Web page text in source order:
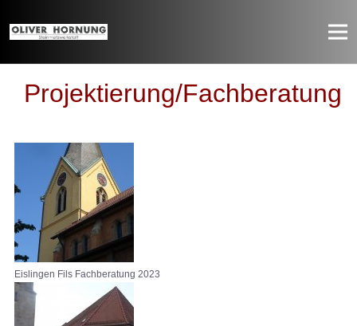
Projektierung/Fachberatung
Eislingen Fils Fachberatung 2023